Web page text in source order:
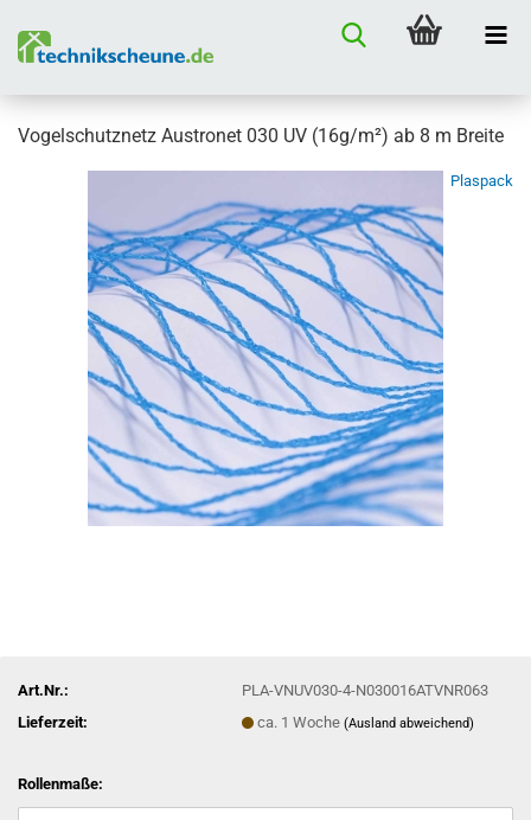
Vogelschutznetz Austronet 030 UV (16g/m²) ab 8 m Breite
Plaspack
Art.Nr.:
PLA-VNUV030-4-N030016ATVNR063
Lieferzeit:
ca. 1 Woche(Ausland abweichend)
Rollenmaße: